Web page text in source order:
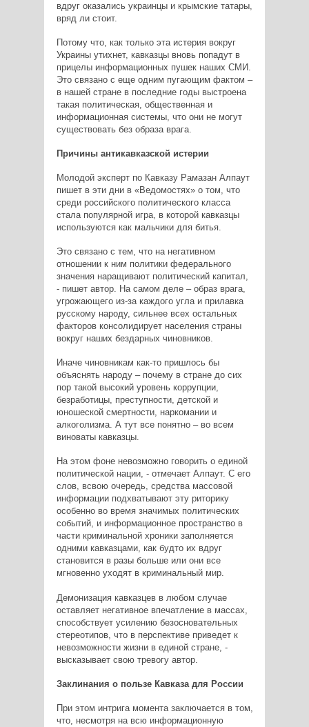
вдруг оказались украинцы и крымские татары,
вряд ли стоит.
Потому что, как только эта истерия вокруг
Украины утихнет, кавказцы вновь попадут в
прицелы информационных пушек наших СМИ.
Это связано с еще одним пугающим фактом –
в нашей стране в последние годы выстроена
такая политическая, общественная и
информационная системы, что они не могут
существовать без образа врага.
Причины антикавказской истерии
Молодой эксперт по Кавказу Рамазан Алпаут
пишет в эти дни в «Ведомостях» о том, что
среди российского политического класса
стала популярной игра, в которой кавказцы
используются как мальчики для битья.
Это связано с тем, что на негативном
отношении к ним политики федерального
значения наращивают политический капитал,
- пишет автор. На самом деле – образ врага,
угрожающего из-за каждого угла и прилавка
русскому народу, сильнее всех остальных
факторов консолидирует населения страны
вокруг наших бездарных чиновников.
Иначе чиновникам как-то пришлось бы
объяснять народу – почему в стране до сих
пор такой высокий уровень коррупции,
безработицы, преступности, детской и
юношеской смертности, наркомании и
алкоголизма. А тут все понятно – во всем
виноваты кавказцы.
На этом фоне невозможно говорить о единой
политической нации, - отмечает Алпаут. С его
слов, всвою очередь, средства массовой
информации подхватывают эту риторику
особенно во время значимых политических
событий, и информационное пространство в
части криминальной хроники заполняется
одними кавказцами, как будто их вдруг
становится в разы больше или они все
мгновенно уходят в криминальный мир.
Демонизация кавказцев в любом случае
оставляет негативное впечатление в массах,
способствует усилению безосновательных
стереотипов, что в перспективе приведет к
невозможности жизни в единой стране, -
высказывает свою тревогу автор.
Заклинания о пользе Кавказа для России
При этом интрига момента заключается в том,
что, несмотря на всю информационную